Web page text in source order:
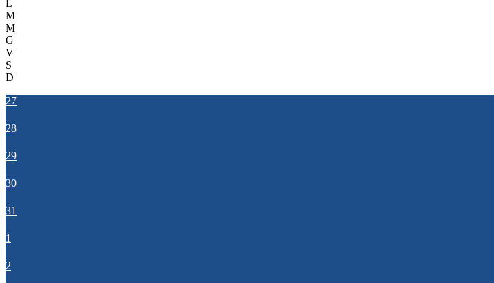
L
M
M
G
V
S
D
27
28
29
30
31
1
2